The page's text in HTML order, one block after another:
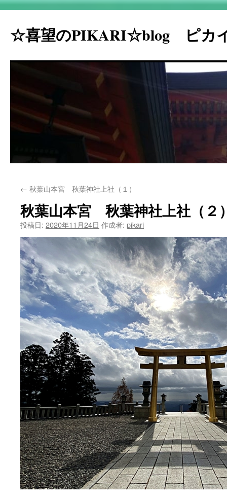
☆喜望のPIKARI☆blog ピ
ン
テ
ン
ツ
ス
キ
ッ
← 秋葉山本宮 秋葉神社上社（１）
秋葉山本宮 秋葉神社上社（２
投稿日: 2020年11月24日 作成者: pikari